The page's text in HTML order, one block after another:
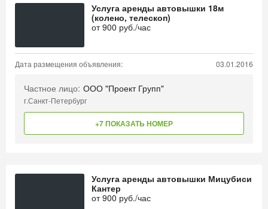
Услуга аренды автовышки 18м
(колено, телескоп)
от900 руб./час
Дата размещения объявления: 03.01.2016
Частное лицо: ООО "Проект Групп"
г.Санкт-Петербург
+7 ПОКАЗАТЬ НОМЕР
Услуга аренды автовышки Мицубиси
Кантер
от900 руб./час